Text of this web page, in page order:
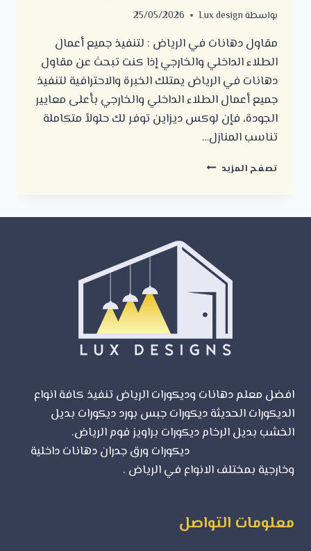
بواسطةLux design
25/05/2026
مقاول دهانات في الرياض : لتنفيذ جميع أعمال
الطلاء الداخلي والخارجي إذا كنت تبحث عن مقاول
دهانات في الرياض يمتلك الخبرة والاحترافية لتنفيذ
جميع أعمال الطلاء الداخلي والخارجي بأعلى معايير
الجودة، فإن لوكس ديزاين توفر لك حلولاً متكاملة
تناسب المنازل…
تصفح المزيد مقاول
جميع
أعمال
الطلاء
الداخلي
والخارجي
افضل معلم دهانات وديكورات الرياض تنفيذ كافة انواع
الديكورات الحديثة ديكورات جبس بورد ديكورات بديل
الخشب بديل الرخام ديكورات براويز فوم الرياض.
ديكورات ورق جدران دهانات داخلية
وخارجية بمختلف الانواع في الرياض .
معلومات التواصل